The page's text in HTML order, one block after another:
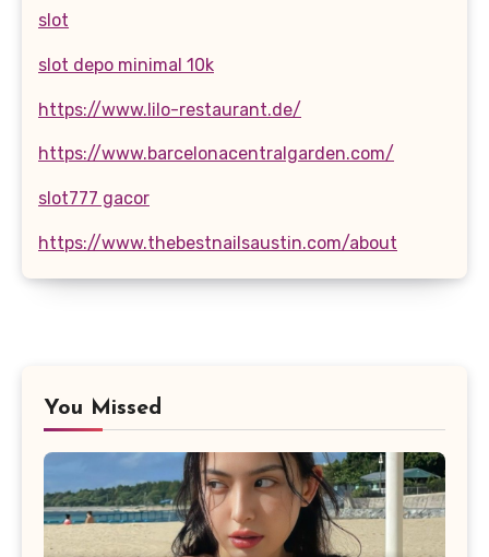
slot
slot depo minimal 10k
https://www.lilo-restaurant.de/
https://www.barcelonacentralgarden.com/
slot777 gacor
https://www.thebestnailsaustin.com/about
You Missed